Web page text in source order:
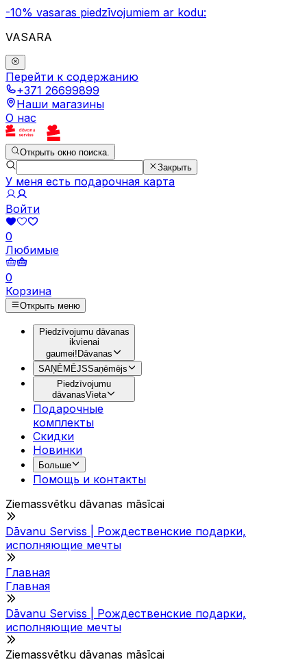
-10% vasaras piedzīvojumiem ar kodu:
VASARA
Перейти к содержанию
+371 26699899
Наши магазины
О нас
Открыть окно поиска.
Закрыть
У меня есть подарочная карта
Войти
0
Любимые
0
Корзина
Открыть меню
Piedzīvojumu dāvanas
ikvienai
gaumei!Dāvanas
SAŅĒMĒJSSaņēmējs
Piedzīvojumu
dāvanasVieta
Подарочные
комплекты
Скидки
Новинки
Больше
Помощь и контакты
Ziemassvētku dāvanas māsīcai
Dāvanu Serviss | Рождественские подарки,
исполняющие мечты
Главная
Главная
Dāvanu Serviss | Рождественские подарки,
исполняющие мечты
Ziemassvētku dāvanas māsīcai